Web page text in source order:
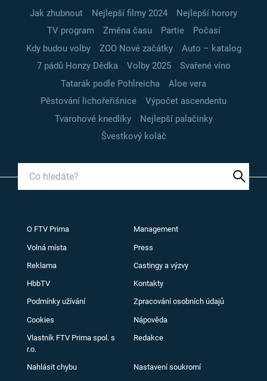
Jak zhubnout Nejlepší filmy 2024
Nejlepší horory
TV program
Změna času Partie
Počasí
Kdy budou volby
ZOO Nové začátky
Auto – katalog
7 pádů Honzy Dědka
Volby 2025
Svařené víno
Tatarák podle Pohlreicha
Aloe vera
Pěstování lichořeřišnice
Výpočet ascendentu
Tvarohové knedlíky
Nejlepší palačinky
Švestkový koláč
O FTV Prima Management
Volná místa Press
Reklama Castingy a výzvy
HbbTV Kontakty
Podmínky užívání Zpracování osobních údajů
Cookies Nápověda
Vlastník FTV Prima spol. s
r.o.
Redakce
Nahlásit chybu Nastavení soukromí